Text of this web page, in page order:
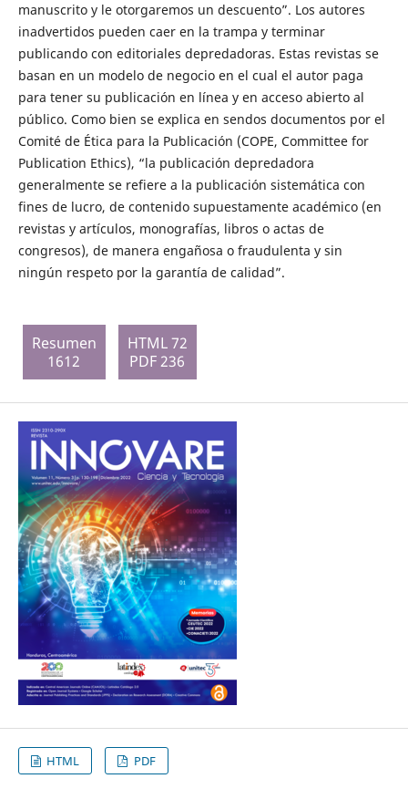
manuscrito y le otorgaremos un descuento”. Los autores
inadvertidos pueden caer en la trampa y terminar
publicando con editoriales depredadoras. Estas revistas se
basan en un modelo de negocio en el cual el autor paga
para tener su publicación en línea y en acceso abierto al
público. Como bien se explica en sendos documentos por el
Comité de Ética para la Publicación (COPE, Committee for
Publication Ethics), “la publicación depredadora
generalmente se refiere a la publicación sistemática con
fines de lucro, de contenido supuestamente académico (en
revistas y artículos, monografías, libros o actas de
congresos), de manera engañosa o fraudulenta y sin
ningún respeto por la garantía de calidad”.
Resumen
1612
HTML 72
PDF 236
HTML PDF